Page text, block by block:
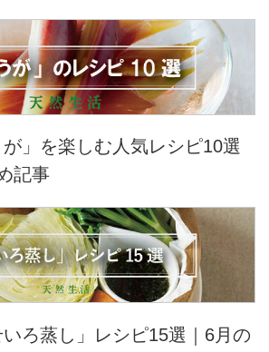
」を楽しむ人気レシピ10選
記事
ろ蒸し」レシピ15選｜6月の